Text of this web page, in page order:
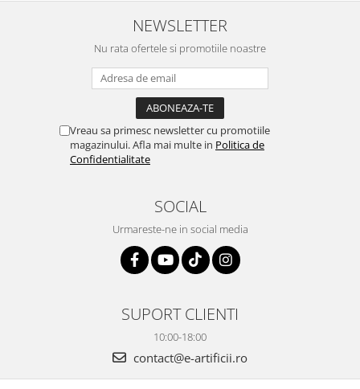
NEWSLETTER
Nu rata ofertele si promotiile noastre
Vreau sa primesc newsletter cu promotiile
magazinului. Afla mai multe in Politica de
Confidentialitate
SOCIAL
Urmareste-ne in social media
SUPORT CLIENTI
10:00-18:00
contact@e-artificii.ro